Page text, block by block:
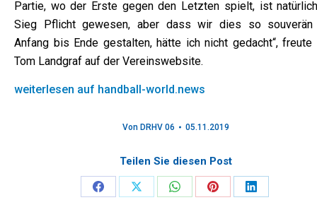
Partie, wo der Erste gegen den Letzten spielt, ist
Sieg Pflicht gewesen, aber dass wir dies so souverän
Anfang bis Ende gestalten, hätte ich nicht gedacht“, freute
Tom Landgraf auf der Vereinswebsite.
weiterlesen auf handball-world.news
Von DRHV 06 05.11.2019
Teilen Sie diesen Post
ShareShareShareShareShare